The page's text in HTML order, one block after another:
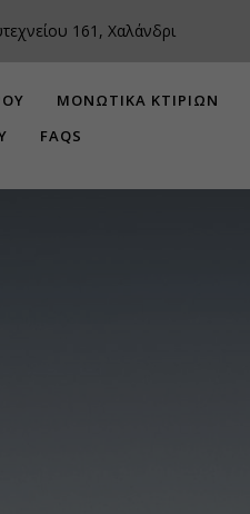
161, Χαλάνδρι
ΜΟΝΩΤΙΚΑ ΚΤΙΡΙΩΝ
FAQS